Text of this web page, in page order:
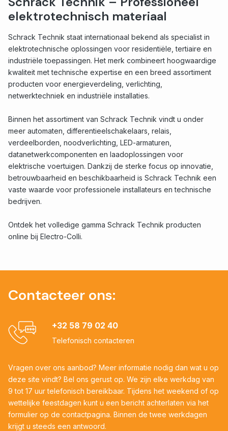
elektrotechnisch materiaal
Schrack Technik staat internationaal bekend als specialist in
elektrotechnische oplossingen voor residentiële, tertiaire en
industriële toepassingen. Het merk combineert hoogwaardige
kwaliteit met technische expertise en een breed assortiment
producten voor energieverdeling, verlichting,
netwerktechniek en industriële installaties.
Binnen het assortiment van Schrack Technik vindt u onder
meer automaten, differentieelschakelaars, relais,
verdeelborden, noodverlichting, LED-armaturen,
datanetwerkcomponenten en laadoplossingen voor
elektrische voertuigen. Dankzij de sterke focus op innovatie,
betrouwbaarheid en beschikbaarheid is Schrack Technik een
vaste waarde voor professionele installateurs en technische
bedrijven.
Ontdek het volledige gamma Schrack Technik producten
online bij Electro-Colli.
Contacteer ons:
+32 58 79 02 40
Telefonisch contacteren
Vragen over ons aanbod? Meer informatie nodig dan wat u op
deze site vindt? Bel ons gerust op. We zijn elke werkdag van
9 tot 17 uur telefonisch bereikbaar. Tijdens het weekend of op
wettelijke feestdagen kunt u een bericht achterlaten via het
formulier op de contactpagina. Binnen de twee werkdagen
krijgt u steeds een antwoord.